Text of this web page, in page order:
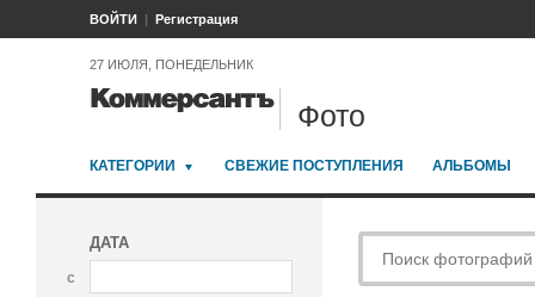
ВОЙТИ Регистрация
27 ИЮЛЯ, ПОНЕДЕЛЬНИК
Фото
КАТЕГОРИИ СВЕЖИЕ ПОСТУПЛЕНИЯ АЛЬБОМЫ
ДАТА
с